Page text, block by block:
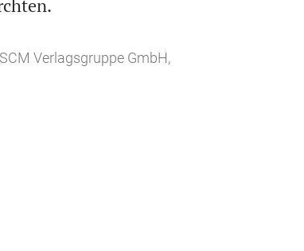

Verlagsgruppe GmbH,